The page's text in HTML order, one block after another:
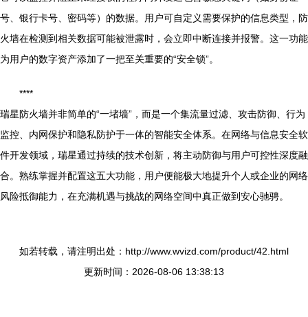
号、银行卡号、密码等）的数据。用户可自定义需要保护的信息类型，防
火墙在检测到相关数据可能被泄露时，会立即中断连接并报警。这一功能
为用户的数字资产添加了一把至关重要的“安全锁”。
****
瑞星防火墙并非简单的“一堵墙”，而是一个集流量过滤、攻击防御、行为
监控、内网保护和隐私防护于一体的智能安全体系。在网络与信息安全软
件开发领域，瑞星通过持续的技术创新，将主动防御与用户可控性深度融
合。熟练掌握并配置这五大功能，用户便能极大地提升个人或企业的网络
风险抵御能力，在充满机遇与挑战的网络空间中真正做到安心驰骋。
如若转载，请注明出处：http://www.wvizd.com/product/42.html
更新时间：2026-08-06 13:38:13